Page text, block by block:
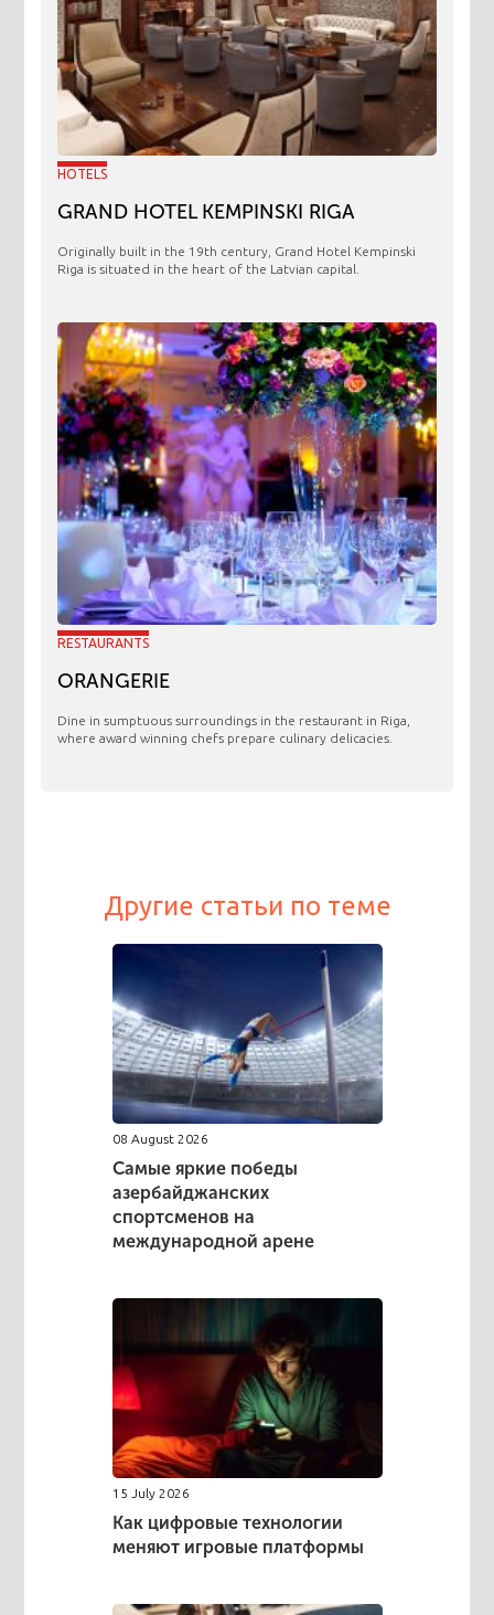
HOTELS
GRAND HOTEL KEMPINSKI RIGA
Originally built in the 19th century, Grand Hotel Kempinski
Riga is situated in the heart of the Latvian capital.
RESTAURANTS
ORANGERIE
​Dine in sumptuous surroundings in the restaurant in Riga,
where award winning chefs prepare culinary delicacies.
Другие статьи по теме
08 August 2026
Самые яркие победы
азербайджанских
спортсменов на
международной арене
15 July 2026
Как цифровые технологии
меняют игровые платформы